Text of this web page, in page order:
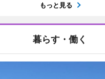
もっと見る
暮らす・働く